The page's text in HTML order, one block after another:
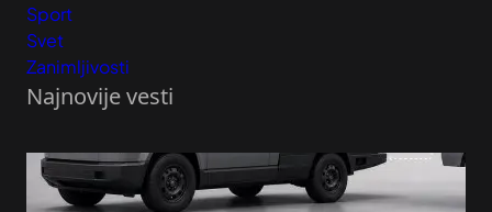
Sport
Svet
Zanimljivosti
Najnovije vesti